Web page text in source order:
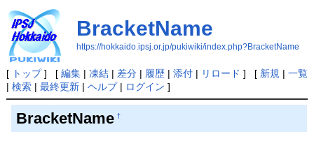
BracketName
https://hokkaido.ipsj.or.jp/pukiwiki/index.php?BracketName
[ トップ] [ 編集| 凍結| 差分| 履歴| 添付| リロード ] [ 新規 | 一覧
| 検索| 最終更新| ヘルプ| ログイン ]
BracketName †